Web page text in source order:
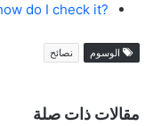
?What is the pulse and how do I check it
الوسوم نصائح
مقالات ذات صلة